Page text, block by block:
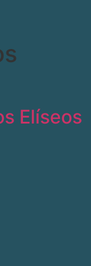
Elíseos